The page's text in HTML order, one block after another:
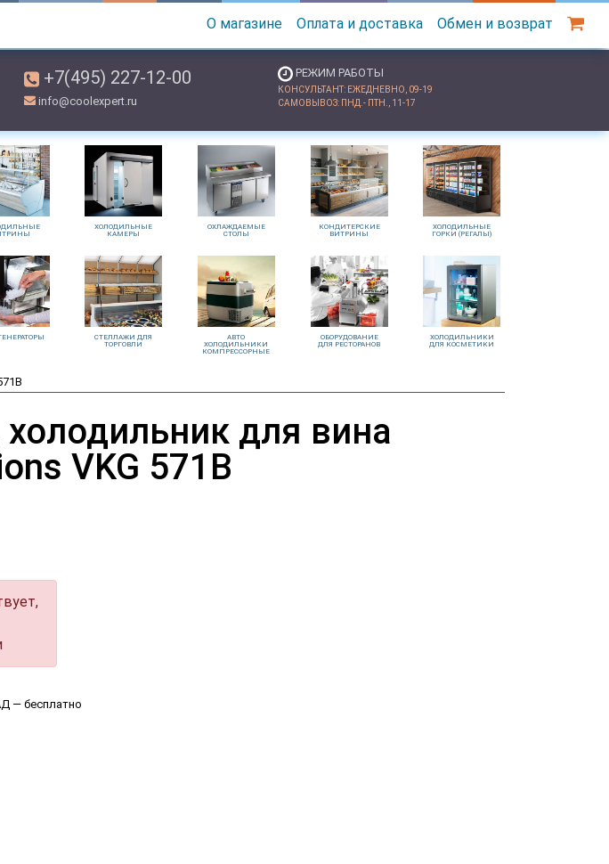
О магазине Оплата и доставка Обмен и возврат
+7(495) 227-12-00
info@coolexpert.ru
РЕЖИМ РАБОТЫ
КОНСУЛЬТАНТ: ЕЖЕДНЕВНО, 09-19
САМОВЫВОЗ: ПНД.- ПТН., 11-17
ХОЛОДИЛЬНЫЕ
КАМЕРЫ
ОХЛАЖДАЕМЫЕ
СТОЛЫ
КОНДИТЕРСКИЕ
ВИТРИНЫ
ХОЛОДИЛЬНЫЕ
ГОРКИ (РЕГАЛЫ)
СТЕЛЛАЖИ ДЛЯ
ТОРГОВЛИ
АВТО
ХОЛОДИЛЬНИКИ
КОМПРЕССОРНЫЕ
ОБОРУДОВАНИЕ
ДЛЯ РЕСТОРАНОВ
ХОЛОДИЛЬНИКИ
ДЛЯ КОСМЕТИКИ
для вина
VKG 571B
— бесплатно